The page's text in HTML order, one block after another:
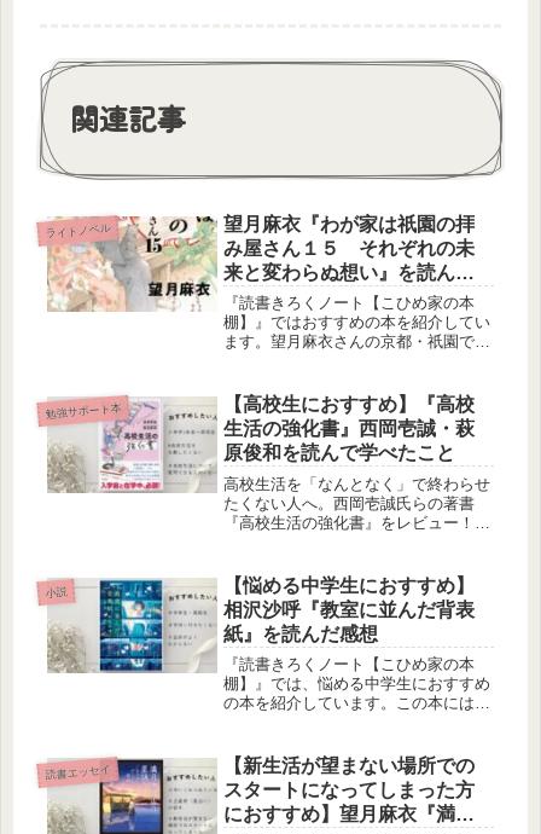
関連記事
ライトノベル
望月麻衣『わが家は祇園の拝
み屋さん１５ それぞれの未
来と変わらぬ想い』を読んだ
感想
『読書きろくノート【こひめ家の本
棚】』ではおすすめの本を紹介してい
ます。望月麻衣さんの京都・祇園での
勉強サポート本
【高校生におすすめ】『高校
生活の強化書』西岡壱誠・萩
原俊和を読んで学べたこと
高校生活を「なんとなく」で終わらせ
たくない人へ。西岡壱誠氏らの著書
『高校生活の強化書』をレビュー！高
れた一冊です。読んだら明日からの学
校生活が劇的に変わります。
小説
【悩める中学生におすすめ】
相沢沙呼『教室に並んだ背表
紙』を読んだ感想
『読書きろくノート【こひめ家の本
棚】』では、悩める中学生におすすめ
の本を紹介しています。この本にはそ
に似た女の子がいるかもしれません。
読書感想文にもおすすめです。
読書エッセイ
【新生活が望まない場所での
スタートになってしまった方
におすすめ】望月麻衣『満月